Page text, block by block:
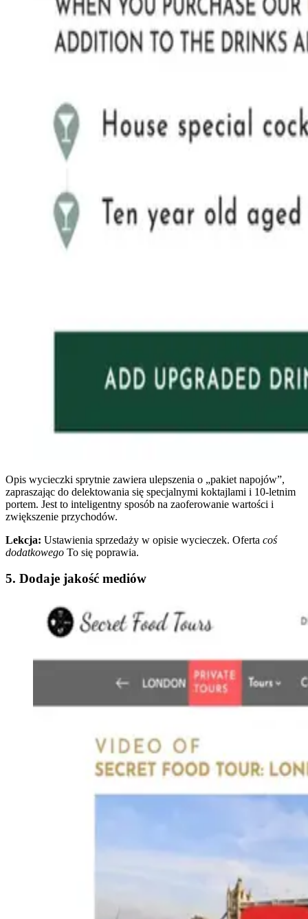
Opis wycieczki sprytnie zawiera ulepszenia o „pakiet napojów”,
zapraszając do delektowania się specjalnymi koktajlami i 10-letnim
portem. Jest to inteligentny sposób na zaoferowanie wartości i
zwiększenie przychodów.
Lekcja: Ustawienia sprzedaży w opisie wycieczek. Oferta coś
dodatkowego To się poprawia.
5. Dodaje jakość mediów